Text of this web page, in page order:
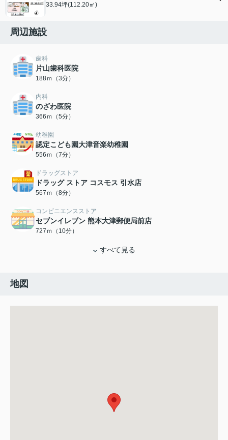
33.94坪(112.20㎡)
周辺施設
歯科
片山歯科医院
188ｍ（3分）
内科
のざわ医院
366ｍ（5分）
幼稚園
認定こども園大津音楽幼稚園
556ｍ（7分）
ドラッグストア
ドラッグ ストア コスモス 引水店
567ｍ（8分）
コンビニエンスストア
セブンイレブン 熊本大津郵便局前店
727ｍ（10分）
すべて見る
地図